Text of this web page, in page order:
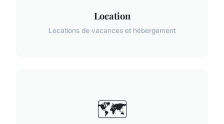
Location
Locations de vacances et hébergement
🗺️